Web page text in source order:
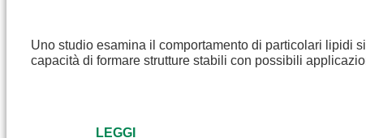
Uno studio esamina il comportamento di particolari lipidi
capacità di formare strutture stabili con possibili
LEGGI